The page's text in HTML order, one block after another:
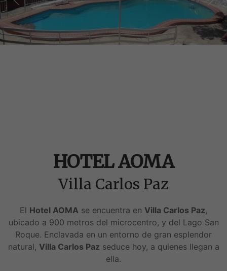
HOTEL AOMA
Villa Carlos Paz
El Hotel AOMA se encuentra en Villa Carlos Paz,
ubicado a 900 metros del microcentro, y del Lago San
Roque. Enclavada en un entorno de gran esplendor
natural, Villa Carlos Paz seduce hoy, a quienes llegan a
ella.